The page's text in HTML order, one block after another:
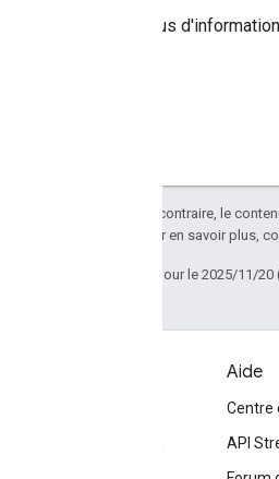
Pour plus
Sauf indication contraire, le
. Pour en savoir plus,
Dernière mise à jour le 2025/11/20
Aide
Centre
API